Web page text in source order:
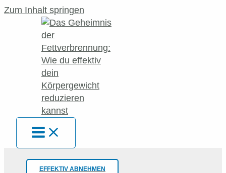
Zum Inhalt springen
EFFEKTIV ABNEHMEN